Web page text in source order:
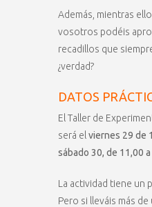
Además, mientras
vosotros podéis
recadillos que
¿verdad?
DATOS
El Taller de
será el viernes 29 de
sábado 30, de 11,00
La actividad tiene un
Pero si lleváis más de